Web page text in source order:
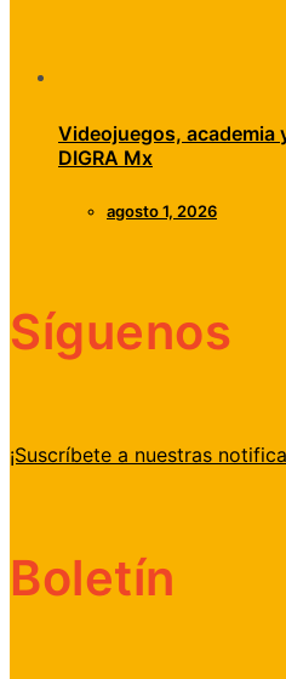
Videojuegos, academia
DIGRA Mx
agosto 1, 2026
Síguenos
¡Suscríbete a nuestras
Boletín